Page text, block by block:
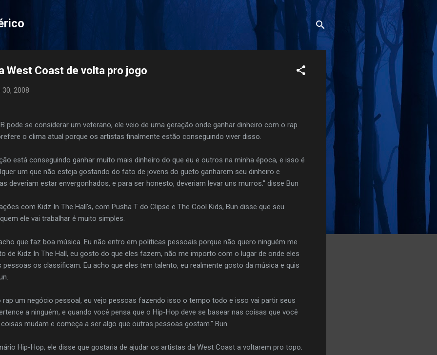
West Coast de volta pro jogo
2008
pode se considerar um veterano, ele veio de uma geração onde ganhar dinheiro com o rap
o clima atual porque os artistas finalmente estão conseguindo viver disso.
está conseguindo ganhar muito mais dinheiro do que eu e outros na minha época, e isso é
um que não esteja gostando do fato de jovens do gueto ganharem seu dinheiro e
deveriam estar envergonhados, e para ser honesto, deveriam levar uns murros." disse Bun
com Kidz In The Hall's, com Pusha T do Clipse e The Cool Kids, Bun disse que seu
ele vai trabalhar é muito simples.
que faz boa música. Eu não entro em politicas pessoais porque não quero ninguém me
de Kidz In The Hall, eu gosto do que eles fazem, não me importo com o lugar de onde eles
os classificam. Eu acho que eles tem talento, eu realmente gosto da música e quis
um negócio pessoal, eu vejo pessoas fazendo isso o tempo todo e isso vai partir seus
a ninguém, e quando você pensa que o Hip-Hop deve se basear nas coisas que você
mudam e começa a ser algo que outras pessoas gostam." Bun
Hip-Hop, ele disse que gostaria de ajudar os artistas da West Coast a voltarem pro topo.